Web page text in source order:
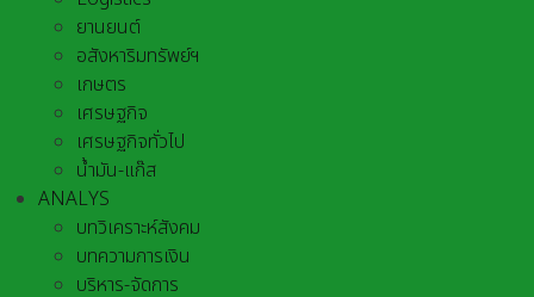
ยานยนต์
อสังหาริมทรัพย์ฯ
เกษตร
เศรษฐกิจ
เศรษฐกิจทั่วไป
น้ำมัน-แก๊ส
ANALYS
บทวิเคราะห์สังคม
บทความการเงิน
บริหาร-จัดการ